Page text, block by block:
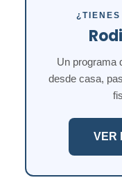
Un programa
desde casa,
VER